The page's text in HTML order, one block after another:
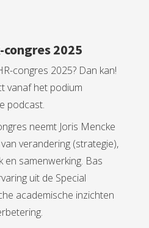
congres 2025
congres 2025? Dan kan!
vanaf het podium
podcast.
neemt Joris Mencke
verandering (strategie),
en samenwerking. Bas
uit de Special
academische inzichten